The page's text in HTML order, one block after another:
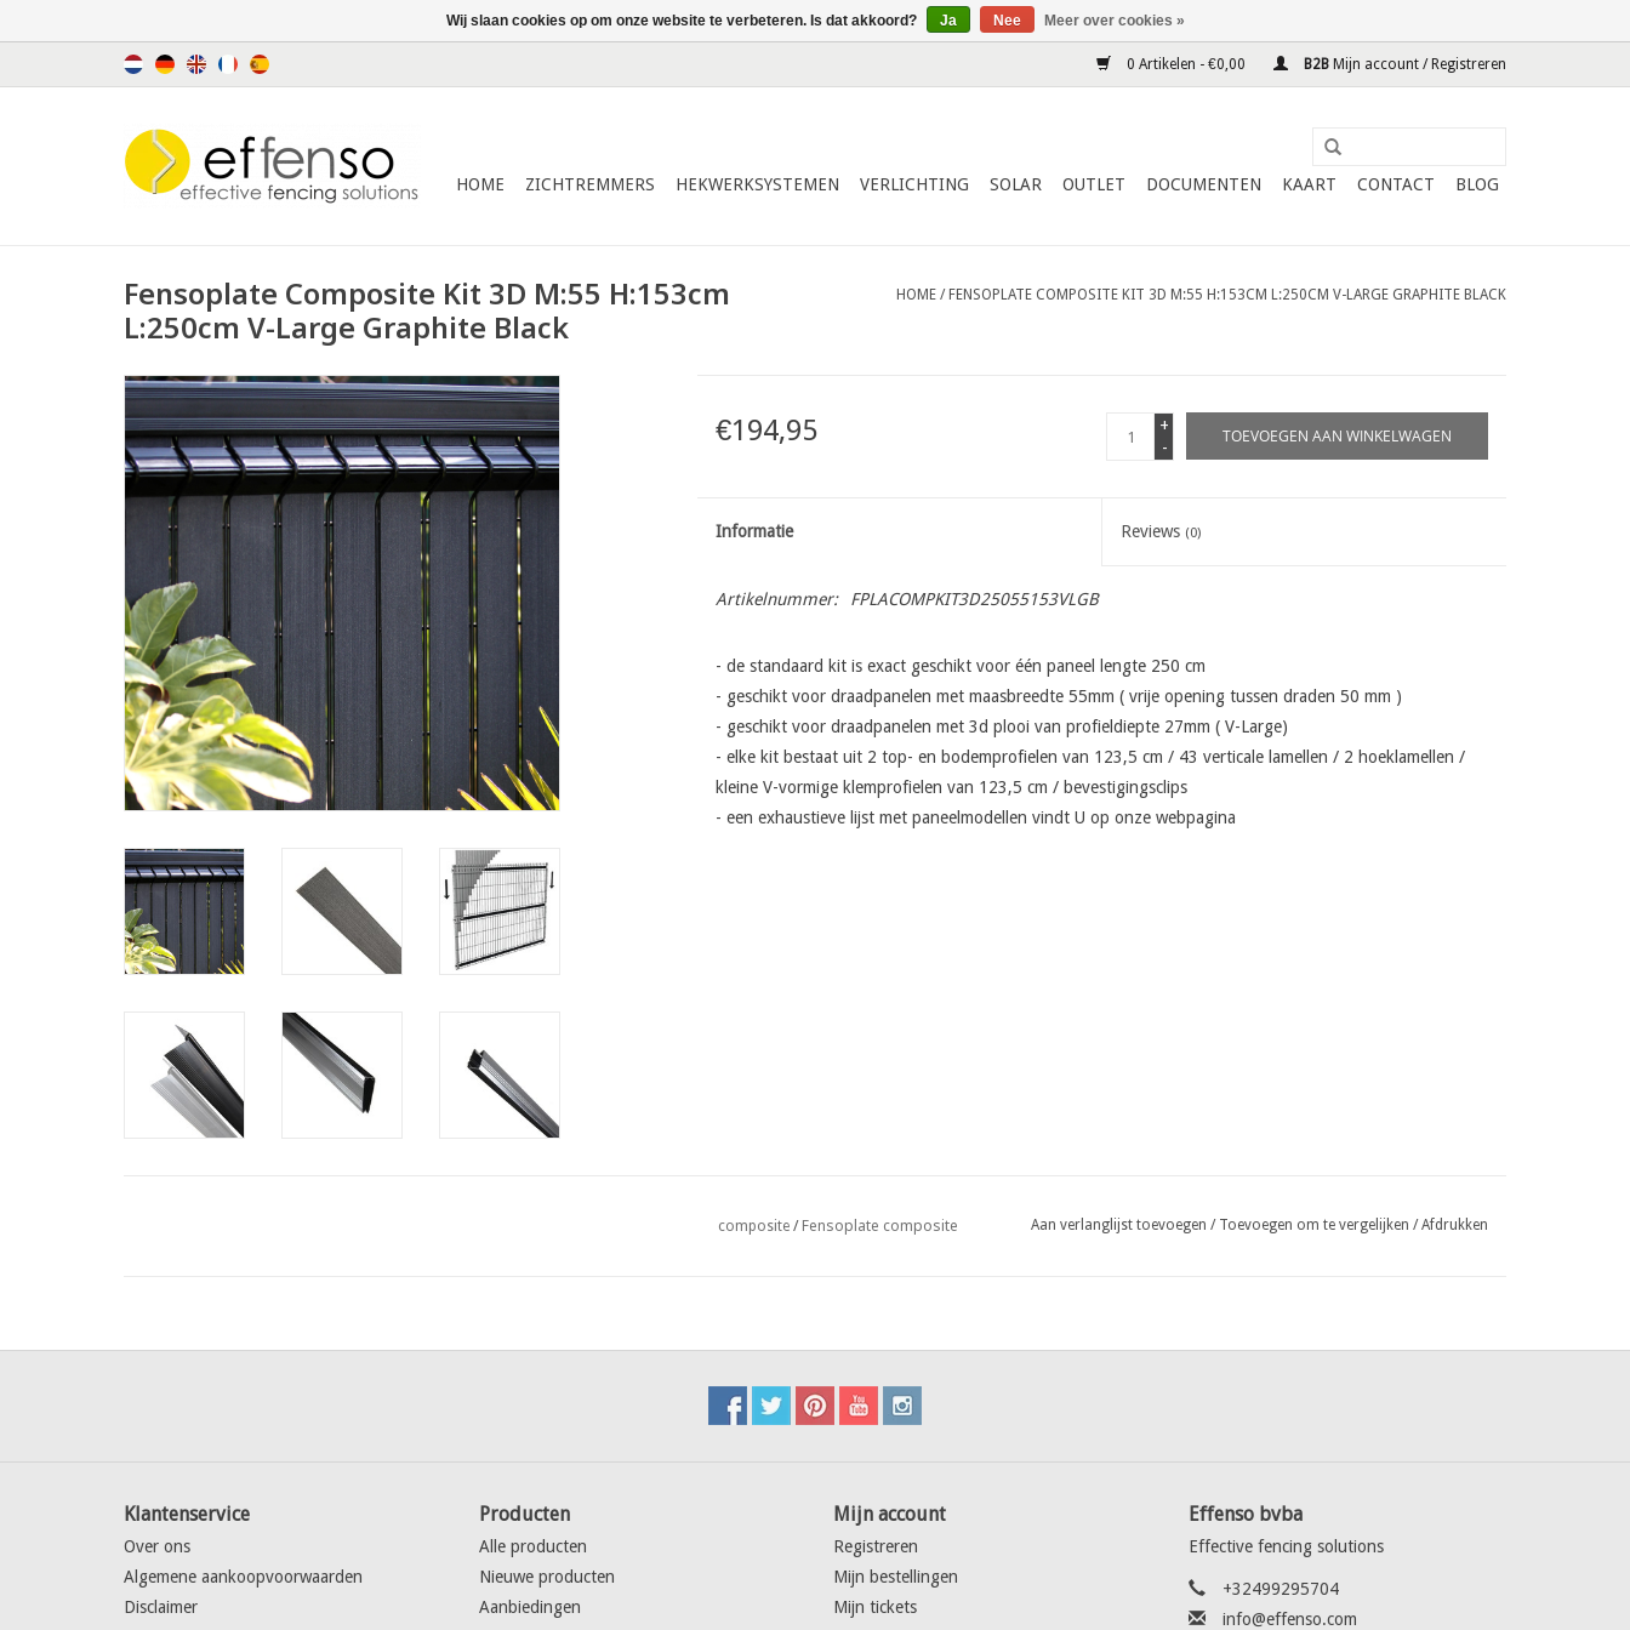
0 Artikelen - €0,00 B2B Mijn account / Registreren
HOME ZICHTREMMERS HEKWERKSYSTEMEN VERLICHTING SOLAR OUTLET DOCUMENTEN KAART CONTACT BLOG
Fensoplate Composite Kit 3D M:55 H:153cm
L:250cm V-Large Graphite Black
HOME / FENSOPLATE COMPOSITE KIT 3D M:55 H:153CM L:250CM V-LARGE GRAPHITE BLACK
€194,95
+
-
TOEVOEGEN AAN WINKELWAGEN
Informatie Reviews (0)
Artikelnummer: FPLACOMPKIT3D25055153VLGB
- de standaard kit is exact geschikt voor één paneel lengte 250 cm
- geschikt voor draadpanelen met maasbreedte 55mm ( vrije opening tussen draden 50 mm )
- geschikt voor draadpanelen met 3d plooi van profieldiepte 27mm ( V-Large)
- elke kit bestaat uit 2 top- en bodemprofielen van 123,5 cm / 43 verticale lamellen / 2 hoeklamellen /
kleine V-vormige klemprofielen van 123,5 cm / bevestigingsclips
- een exhaustieve lijst met paneelmodellen vindt U op onze webpagina
composite / Fensoplate composite Aan verlanglijst toevoegen / Toevoegen om te vergelijken /Afdrukken
Klantenservice
Over ons
Algemene aankoopvoorwaarden
Disclaimer
Producten
Alle producten
Nieuwe producten
Aanbiedingen
Mijn account
Registreren
Mijn bestellingen
Mijn tickets
Effenso bvba
Effective fencing solutions
+32499295704
info@effenso.com
Wij slaan cookies op om onze website te verbeteren. Is dat akkoord? Ja Nee Meer over cookies »